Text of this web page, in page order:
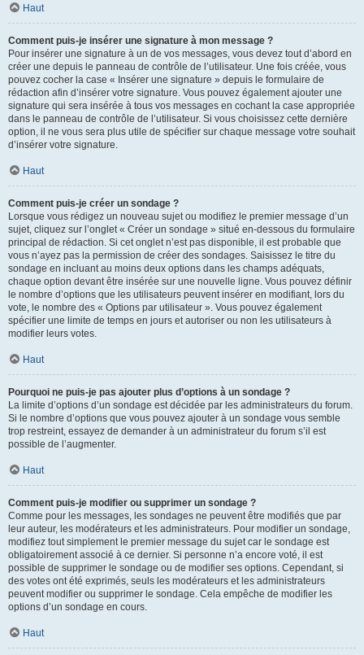
Haut
Comment puis-je insérer une signature à mon message ?
Pour insérer une signature à un de vos messages, vous devez tout d’abord en
créer une depuis le panneau de contrôle de l’utilisateur. Une fois créée, vous
pouvez cocher la case « Insérer une signature » depuis le formulaire de
rédaction afin d’insérer votre signature. Vous pouvez également ajouter une
signature qui sera insérée à tous vos messages en cochant la case appropriée
dans le panneau de contrôle de l’utilisateur. Si vous choisissez cette dernière
option, il ne vous sera plus utile de spécifier sur chaque message votre souhait
d’insérer votre signature.
Haut
Comment puis-je créer un sondage ?
Lorsque vous rédigez un nouveau sujet ou modifiez le premier message d’un
sujet, cliquez sur l’onglet « Créer un sondage » situé en-dessous du formulaire
principal de rédaction. Si cet onglet n’est pas disponible, il est probable que
vous n’ayez pas la permission de créer des sondages. Saisissez le titre du
sondage en incluant au moins deux options dans les champs adéquats,
chaque option devant être insérée sur une nouvelle ligne. Vous pouvez définir
le nombre d’options que les utilisateurs peuvent insérer en modifiant, lors du
vote, le nombre des « Options par utilisateur ». Vous pouvez également
spécifier une limite de temps en jours et autoriser ou non les utilisateurs à
modifier leurs votes.
Haut
Pourquoi ne puis-je pas ajouter plus d’options à un sondage ?
La limite d’options d’un sondage est décidée par les administrateurs du forum.
Si le nombre d’options que vous pouvez ajouter à un sondage vous semble
trop restreint, essayez de demander à un administrateur du forum s’il est
possible de l’augmenter.
Haut
Comment puis-je modifier ou supprimer un sondage ?
Comme pour les messages, les sondages ne peuvent être modifiés que par
leur auteur, les modérateurs et les administrateurs. Pour modifier un sondage,
modifiez tout simplement le premier message du sujet car le sondage est
obligatoirement associé à ce dernier. Si personne n’a encore voté, il est
possible de supprimer le sondage ou de modifier ses options. Cependant, si
des votes ont été exprimés, seuls les modérateurs et les administrateurs
peuvent modifier ou supprimer le sondage. Cela empêche de modifier les
options d’un sondage en cours.
Haut